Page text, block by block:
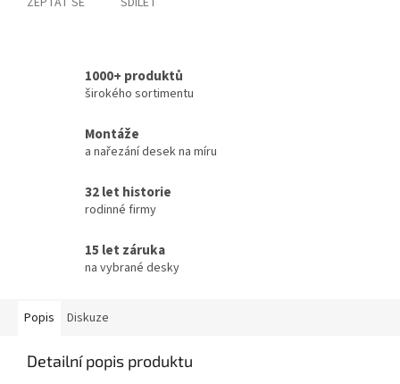
1000+ produktů
širokého sortimentu
Montáže
a nařezání desek na míru
32 let historie
rodinné firmy
15 let záruka
na vybrané desky
Popis Diskuze
Detailní popis produktu